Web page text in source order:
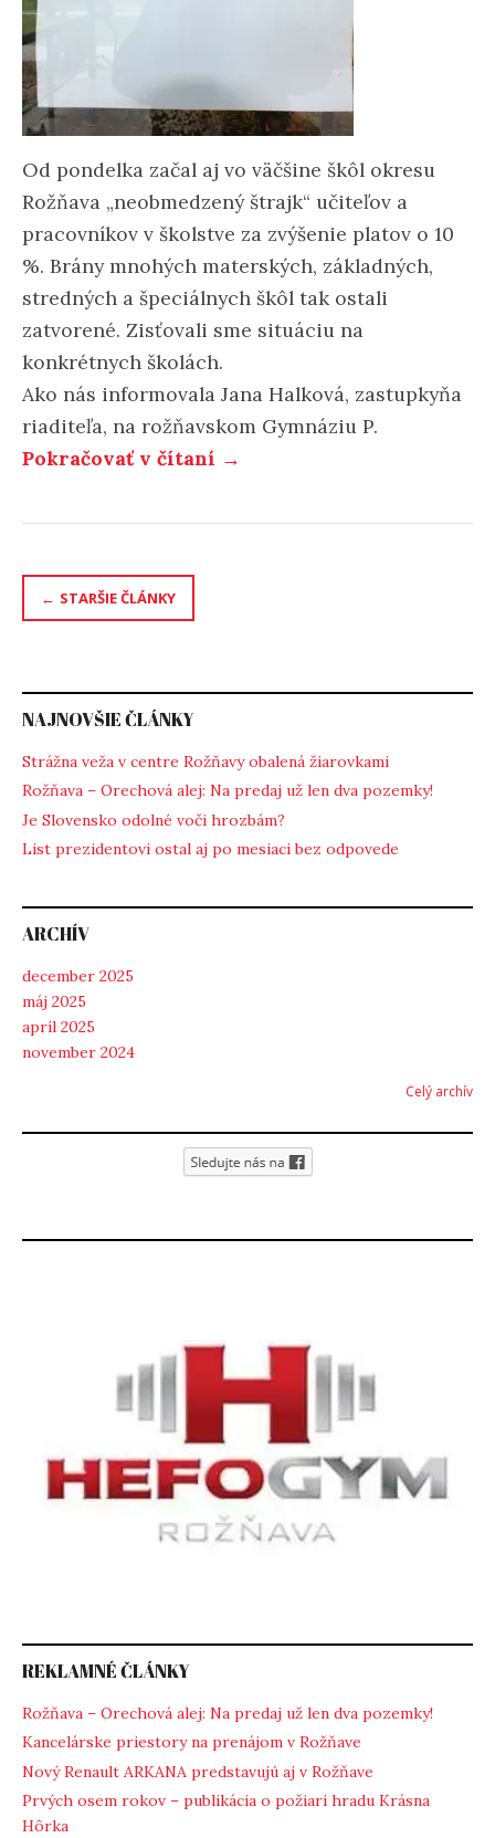
Od pondelka začal aj vo väčšine škôl okresu
Rožňava „neobmedzený štrajk“ učiteľov a
pracovníkov v školstve za zvýšenie platov o 10
%. Brány mnohých materských, základných,
stredných a špeciálnych škôl tak ostali
zatvorené. Zisťovali sme situáciu na
konkrétnych školách.
Ako nás informovala Jana Halková, zastupkyňa
riaditeľa, na rožňavskom Gymnáziu P.
Pokračovať v čítaní →
Navigácia
STARŠIE ČLÁNKY
NAJNOVŠIE ČLÁNKY
Strážna veža v centre Rožňavy obalená žiarovkami
Rožňava – Orechová alej: Na predaj už len dva pozemky!
Je Slovensko odolné voči hrozbám?
List prezidentovi ostal aj po mesiaci bez odpovede
ARCHÍV
december 2025
máj 2025
apríl 2025
november 2024
Celý archív
REKLAMNÉ ČLÁNKY
Rožňava – Orechová alej: Na predaj už len dva pozemky!
Kancelárske priestory na prenájom v Rožňave
Nový Renault ARKANA predstavujú aj v Rožňave
Prvých osem rokov – publikácia o požiari hradu Krásna
Hôrka